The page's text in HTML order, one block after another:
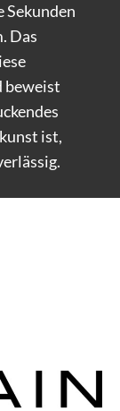
Sekunden
Das
beweist
ist,